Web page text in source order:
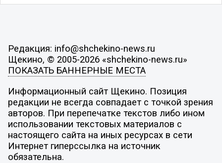
Редакция: info@shchekino-news.ru
Щекино, © 2005-2026 «shchekino-news.ru»
ПОКАЗАТЬ БАННЕРНЫЕ МЕСТА
Информационный сайт Щекино. Позиция
редакции не всегда совпадает с точкой зрения
авторов. При перепечатке текстов либо ином
использовании текстовых материалов с
настоящего сайта на иных ресурсах в сети
Интернет гиперссылка на источник
обязательна.